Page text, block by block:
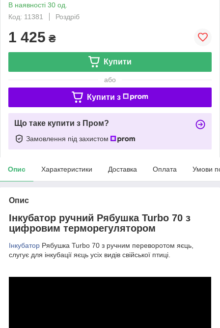
В наявності 30 од.
Код: 11381
Роздріб
1 425 ₴
Купити
або
Купити з
Що таке купити з Пром?
Замовлення під захистом
Опис Характеристики Доставка Оплата Умови
Опис
Інкубатор ручний Рябушка Turbo 70 з
цифровим терморегулятором
Інкубатор Рябушка Turbo 70 з ручним переворотом яєць,
слугує для інкубації яєць усіх видів свійської птиці.